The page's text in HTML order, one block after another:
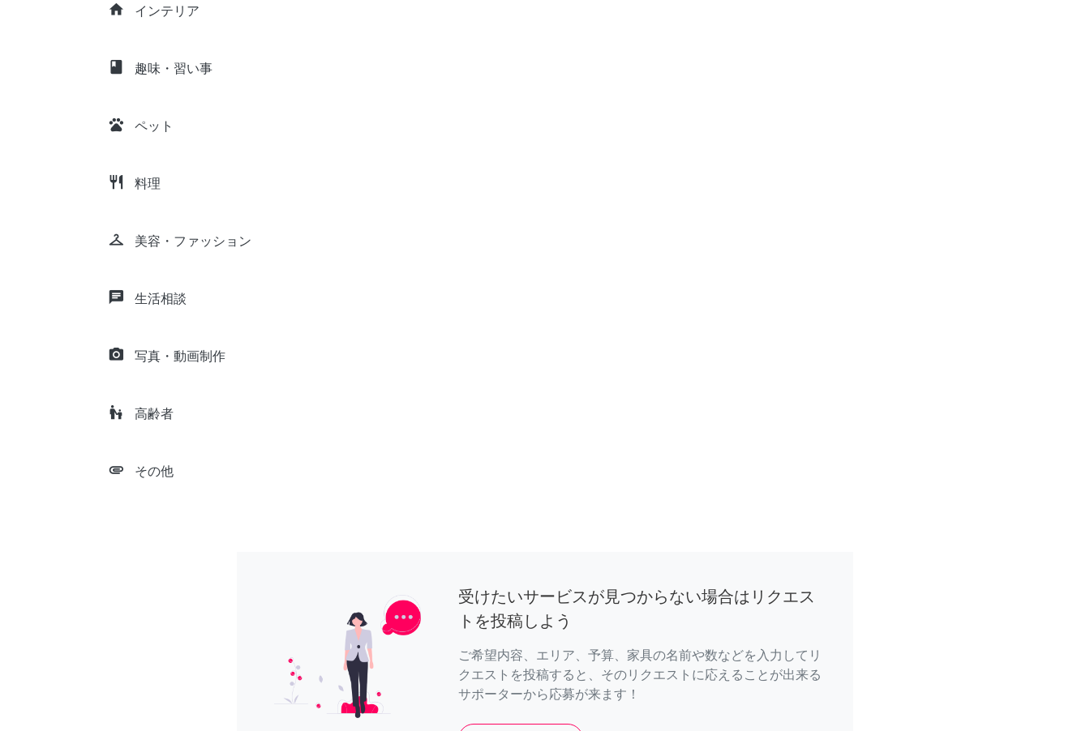
home インテリア
class 趣味・習い事
pets ペット
restaurant 料理
checkroom 美容・ファッション
chat 生活相談
camera_alt 写真・動画制作
escalator_warning 高齢者
attachment その他
受けたいサービスが見つからない場合はリクエス
トを投稿しよう
ご希望内容、エリア、予算、家具の名前や数などを入力してリ
クエストを投稿すると、そのリクエストに応えることが出来る
サポーターから応募が来ます！